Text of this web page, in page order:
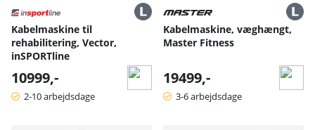
Kabelmaskine til
rehabilitering, Vector,
inSPORTline
10999,-
2-10 arbejdsdage
Kabelmaskine, væghængt,
Master Fitness
19499,-
3-6 arbejdsdage